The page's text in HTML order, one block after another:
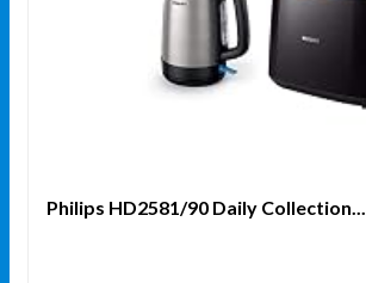
Philips HD2581/90 Daily Collection...